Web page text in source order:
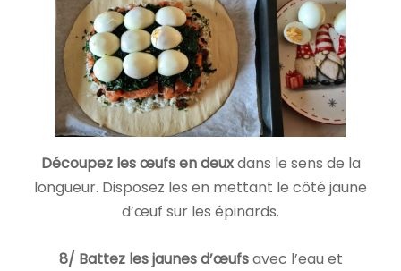
Découpez les œufs en deuxdans le sens de la
longueur. Disposez les en mettant le côté jaune
d’œuf sur les épinards.
8/ Battez les jaunes d’œufsavec l’eau et